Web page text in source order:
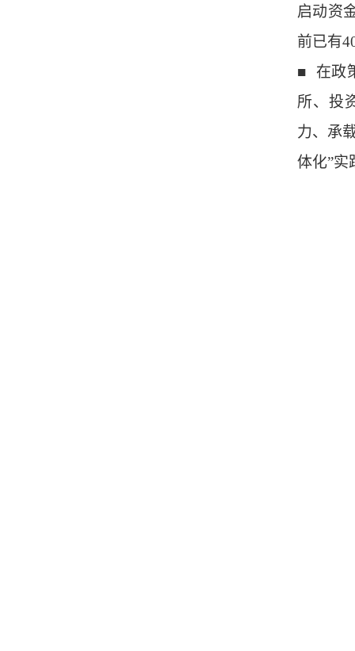
启动资
前已有
■ 在政
所、投
力、承
体化”实